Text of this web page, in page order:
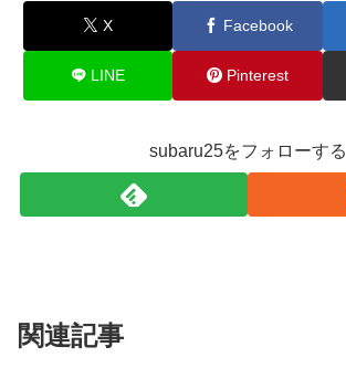
X Facebook
LINE Pinterest
subaru25をフォローする
関連記事